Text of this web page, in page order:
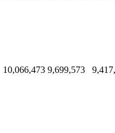
10,066,473 9,699,573